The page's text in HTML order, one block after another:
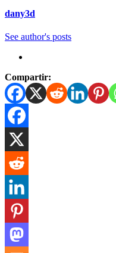
dany3d
See author's posts
Compartir: